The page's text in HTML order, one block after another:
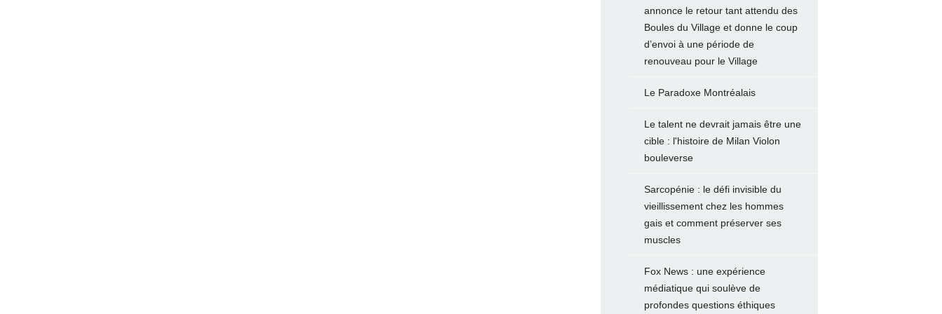
annonce le retour tant attendu des
Boules du Village et donne le coup
d’envoi à une période de
renouveau pour le Village
Le Paradoxe Montréalais
Le talent ne devrait jamais être une
cible : l'histoire de Milan Violon
bouleverse
Sarcopénie : le défi invisible du
vieillissement chez les hommes
gais et comment préserver ses
muscles
Fox News : une expérience
médiatique qui soulève de
profondes questions éthiques